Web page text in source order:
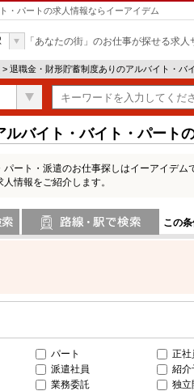
・パートの求人情報ならイーアイデム
「あなたの街」のお仕事が探せる求人
> 退職金・財形貯蓄制度ありのアルバイト・バ
バイト・バイト・パート
ート・派遣のお仕事探しはイーアイデム
情報をご紹介します。
この
パート
正社
派遣社員
紹介
業務委託
独立